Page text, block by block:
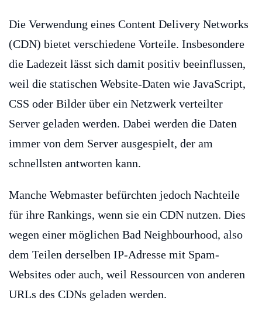
Die Verwendung eines Content Delivery Networks
(CDN) bietet verschiedene Vorteile. Insbesondere
die Ladezeit lässt sich damit positiv beeinflussen,
weil die statischen Website-Daten wie JavaScript,
CSS oder Bilder über ein Netzwerk verteilter
Server geladen werden. Dabei werden die Daten
immer von dem Server ausgespielt, der am
schnellsten antworten kann.
Manche Webmaster befürchten jedoch Nachteile
für ihre Rankings, wenn sie ein CDN nutzen. Dies
wegen einer möglichen Bad Neighbourhood, also
dem Teilen derselben IP-Adresse mit Spam-
Websites oder auch, weil Ressourcen von anderen
URLs des CDNs geladen werden.